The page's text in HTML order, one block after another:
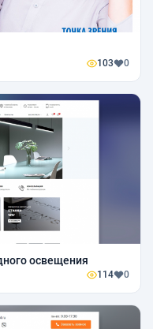
103 0
освещения
114 0